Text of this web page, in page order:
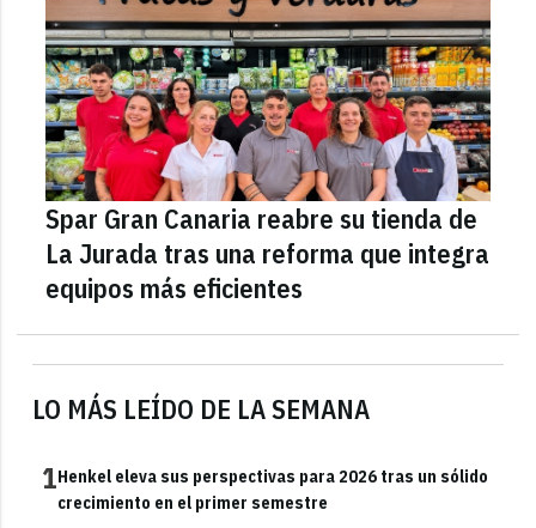
LO MÁS LEÍDO DE LA SEMANA
1Henkel eleva sus perspectivas para 2026 tras un sólido
crecimiento en el primer semestre
Spar Gran Canaria reabre su tienda de
La Jurada tras una reforma que integra
equipos más eficientes